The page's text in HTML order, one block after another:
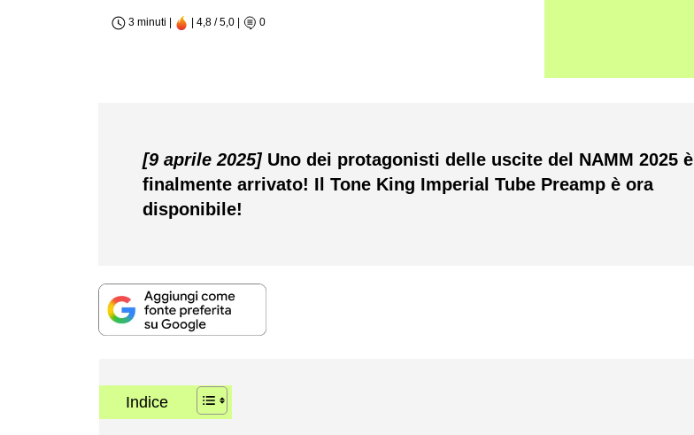
3 minuti | | 4,8 / 5,0 | 0
[9 aprile 2025] Uno dei protagonisti delle uscite del NAMM 2025 è
finalmente arrivato! Il Tone King Imperial Tube Preamp è ora
disponibile!
Indice